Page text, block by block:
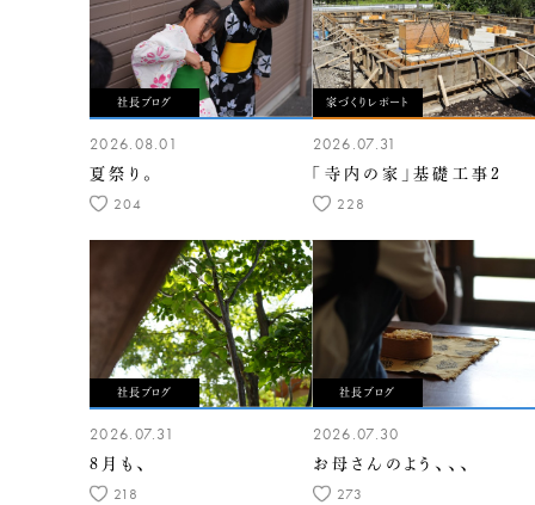
社長ブログ
2026.08.01
夏祭り。
204
家づくりレポート
2026.07.31
「寺内の家」基礎工事2
228
社長ブログ
2026.07.31
8月も、
218
社長ブログ
2026.07.30
お母さんのよう、、、
273